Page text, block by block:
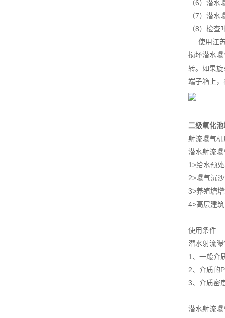
（6）潜
（7）潜
（8）检查
使用江苏
损坏潜水
转。如果
端子箱上
二级氧化
射流曝气机
潜水射流
1>给水预
2>曝气沉
3>养殖塘
4>高层建
使用条件
潜水射流
1、一般介
2、介质的
3、介质密
潜水射流